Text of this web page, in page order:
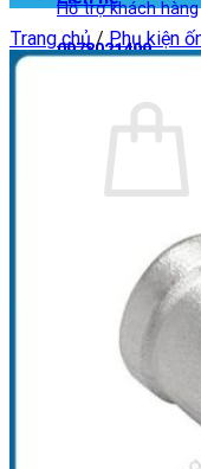
Hỗ trợ khách hàng
0978021499
Chưa có
Quay trở
Trang chủ / Phụ kiện